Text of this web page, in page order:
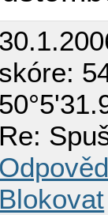
skóre:
Re:
Blokovat